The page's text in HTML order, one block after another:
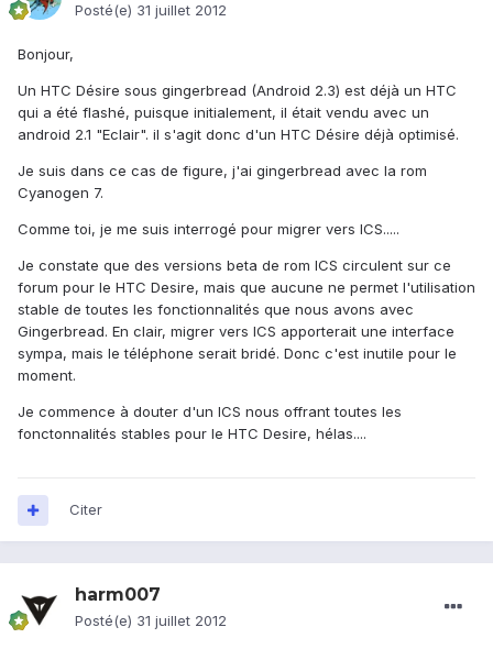
Posté(e) 31 juillet 2012
Bonjour,
Un HTC Désire sous gingerbread (Android 2.3) est déjà un HTC
qui a été flashé, puisque initialement, il était vendu avec un
android 2.1 "Eclair". il s'agit donc d'un HTC Désire déjà optimisé.
Je suis dans ce cas de figure, j'ai gingerbread avec la rom
Cyanogen 7.
Comme toi, je me suis interrogé pour migrer vers ICS.....
Je constate que des versions beta de rom ICS circulent sur ce
forum pour le HTC Desire, mais que aucune ne permet l'utilisation
stable de toutes les fonctionnalités que nous avons avec
Gingerbread. En clair, migrer vers ICS apporterait une interface
sympa, mais le téléphone serait bridé. Donc c'est inutile pour le
moment.
Je commence à douter d'un ICS nous offrant toutes les
fonctonnalités stables pour le HTC Desire, hélas....
Citer
harm007
Posté(e) 31 juillet 2012